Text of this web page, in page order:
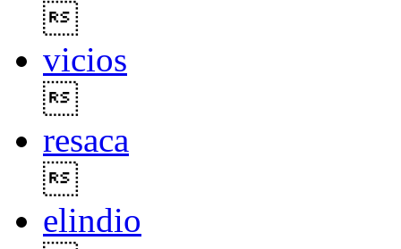
vicios
resaca
elindio